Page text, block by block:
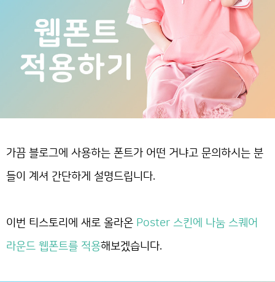
가끔 블로그에 사용하는 폰트가 어떤 거냐고 문의하시는 분
들이 계셔 간단하게 설명드립니다.
이번 티스토리에 새로 올라온 Poster 스킨에 나눔 스퀘어
라운드 웹폰트를 적용해보겠습니다.